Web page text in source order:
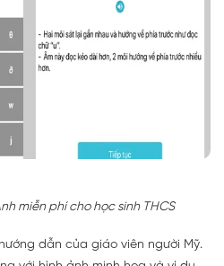
miễn phí cho học sinh THCS
dẫn của giáo viên người Mỹ.